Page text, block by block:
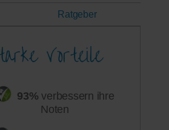
Ratgeber
93% verbessern ihre
Noten